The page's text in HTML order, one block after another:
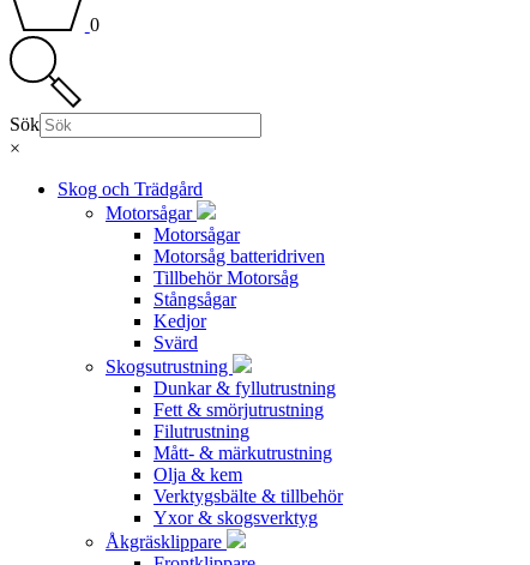
0
Sök
×
Skog och Trädgård
Motorsågar
Motorsågar
Motorsåg batteridriven
Tillbehör Motorsåg
Stångsågar
Kedjor
Svärd
Skogsutrustning
Dunkar & fyllutrustning
Fett & smörjutrustning
Filutrustning
Mått- & märkutrustning
Olja & kem
Verktygsbälte & tillbehör
Yxor & skogsverktyg
Åkgräsklippare